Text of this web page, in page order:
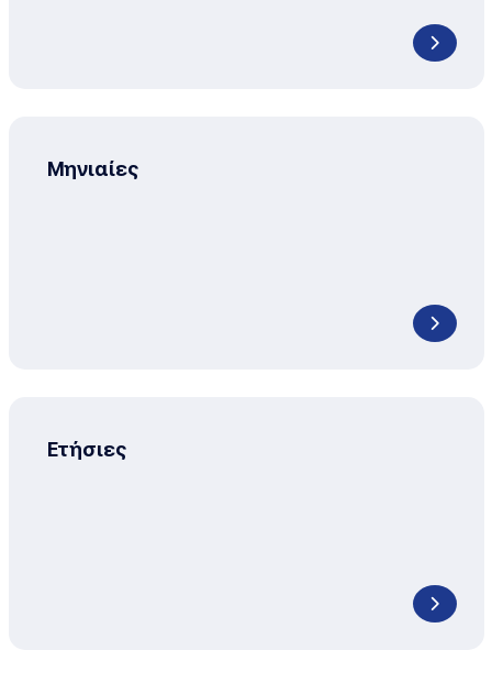
Μηνιαίες
Ετήσιες